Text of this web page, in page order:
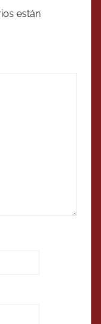
están